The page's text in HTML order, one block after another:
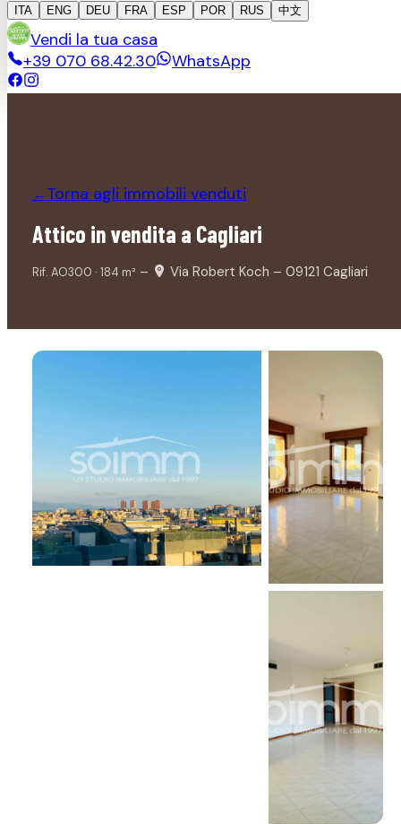
ITA ENG DEU FRA ESP POR RUS 中文
Vendi la tua casa
+39 070 68.42.30
WhatsApp
←Torna agli immobili venduti
Attico in vendita a Cagliari
Rif. AO300 · 184 m² – Via Robert Koch – 09121 Cagliari